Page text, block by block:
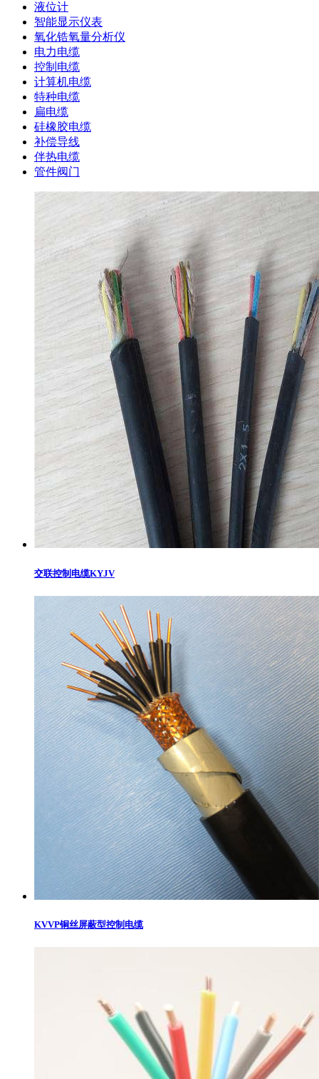
液位计
智能显示仪表
氧化锆氧量分析仪
电力电缆
控制电缆
计算机电缆
特种电缆
扁电缆
硅橡胶电缆
补偿导线
伴热电缆
管件阀门
交联控制电缆KYJV
KVVP铜丝屏蔽型控制电缆